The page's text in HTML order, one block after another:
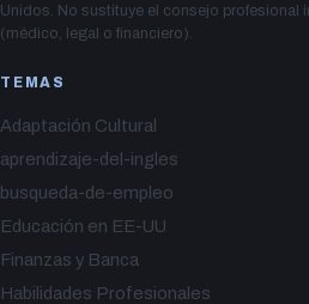
Unidos. No sustituye el consejo profesional
(médico, legal o financiero).
TEMAS
Adaptación Cultural
aprendizaje-del-ingles
busqueda-de-empleo
Educación en EE-UU
Finanzas y Banca
Habilidades Profesionales